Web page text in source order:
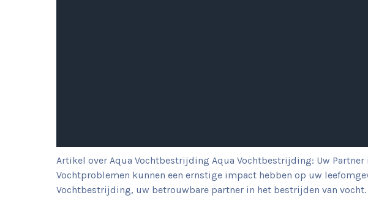
Artikel over Aqua Vochtbestrijding Aqua Vochtbestrijding: Uw
Vochtproblemen kunnen een ernstige impact hebben op uw
Vochtbestrijding, uw betrouwbare partner in het bestrijden van